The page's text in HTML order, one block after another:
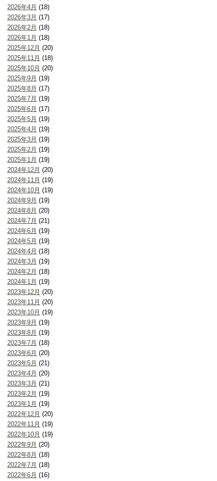
2026年4月 (18)
2026年3月 (17)
2026年2月 (18)
2026年1月 (18)
2025年12月 (20)
2025年11月 (18)
2025年10月 (20)
2025年9月 (19)
2025年8月 (17)
2025年7月 (19)
2025年6月 (17)
2025年5月 (19)
2025年4月 (19)
2025年3月 (19)
2025年2月 (19)
2025年1月 (19)
2024年12月 (20)
2024年11月 (19)
2024年10月 (19)
2024年9月 (19)
2024年8月 (20)
2024年7月 (21)
2024年6月 (19)
2024年5月 (19)
2024年4月 (18)
2024年3月 (19)
2024年2月 (18)
2024年1月 (19)
2023年12月 (20)
2023年11月 (20)
2023年10月 (19)
2023年9月 (19)
2023年8月 (19)
2023年7月 (18)
2023年6月 (20)
2023年5月 (21)
2023年4月 (20)
2023年3月 (21)
2023年2月 (19)
2023年1月 (19)
2022年12月 (20)
2022年11月 (19)
2022年10月 (19)
2022年9月 (20)
2022年8月 (18)
2022年7月 (18)
2022年6月 (16)